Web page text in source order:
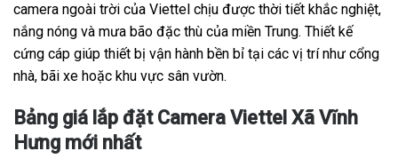
camera ngoài trời của Viettel chịu được thời tiết khắc nghiệt,
nắng nóng và mưa bão đặc thù của miền Trung. Thiết kế
cứng cáp giúp thiết bị vận hành bền bỉ tại các vị trí như cổng
nhà, bãi xe hoặc khu vực sân vườn.
Bảng giá lắp đặt Camera Viettel Xã Vĩnh
Hưng mới nhất